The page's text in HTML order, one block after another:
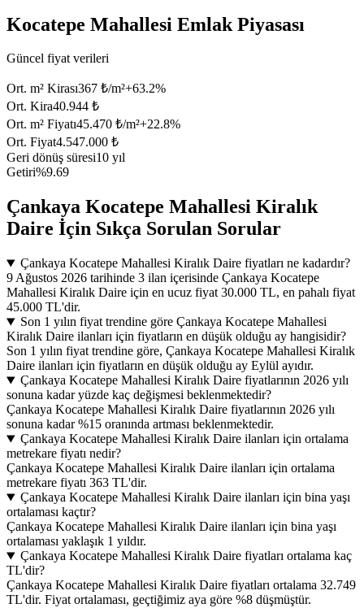
Kocatepe Mahallesi Emlak Piyasası
Güncel fiyat verileri
Ort. m² Kirası367 ₺/m²+63.2%
Ort. Kira40.944 ₺
Ort. m² Fiyatı45.470 ₺/m²+22.8%
Ort. Fiyat4.547.000 ₺
Geri dönüş süresi10 yıl
Getiri%9.69
Çankaya Kocatepe Mahallesi Kiralık
Daire İçin Sıkça Sorulan Sorular
Çankaya Kocatepe Mahallesi Kiralık Daire fiyatları ne kadardır?
9 Ağustos 2026 tarihinde 3 ilan içerisinde Çankaya Kocatepe
Mahallesi Kiralık Daire için en ucuz fiyat 30.000 TL, en pahalı fiyat
45.000 TL'dir.
Son 1 yılın fiyat trendine göre Çankaya Kocatepe Mahallesi
Kiralık Daire ilanları için fiyatların en düşük olduğu ay hangisidir?
Son 1 yılın fiyat trendine göre, Çankaya Kocatepe Mahallesi Kiralık
Daire ilanları için fiyatların en düşük olduğu ay Eylül ayıdır.
Çankaya Kocatepe Mahallesi Kiralık Daire fiyatlarının 2026 yılı
sonuna kadar yüzde kaç değişmesi beklenmektedir?
Çankaya Kocatepe Mahallesi Kiralık Daire fiyatlarının 2026 yılı
sonuna kadar %15 oranında artması beklenmektedir.
Çankaya Kocatepe Mahallesi Kiralık Daire ilanları için ortalama
metrekare fiyatı nedir?
Çankaya Kocatepe Mahallesi Kiralık Daire ilanları için ortalama
metrekare fiyatı 363 TL'dir.
Çankaya Kocatepe Mahallesi Kiralık Daire ilanları için bina yaşı
ortalaması kaçtır?
Çankaya Kocatepe Mahallesi Kiralık Daire ilanları için bina yaşı
ortalaması yaklaşık 1 yıldır.
Çankaya Kocatepe Mahallesi Kiralık Daire fiyatları ortalama kaç
TL'dir?
Çankaya Kocatepe Mahallesi Kiralık Daire fiyatları ortalama 32.749
TL'dir. Fiyat ortalaması, geçtiğimiz aya göre %8 düşmüştür.